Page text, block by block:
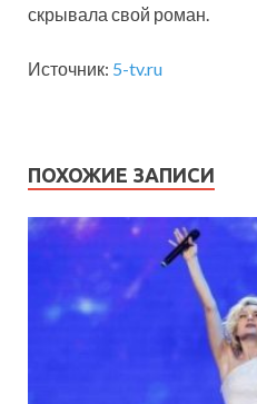
скрывала свой роман.
Источник: 5-tv.ru
ПОХОЖИЕ ЗАПИСИ